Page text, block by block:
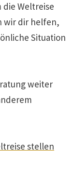
Weltreise
wir dir helfen,
Situation
weiter
stellen